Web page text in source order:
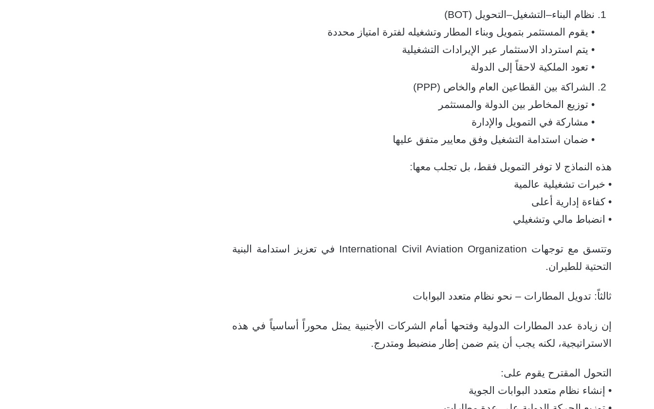
نظام البناء–التشغيل–التحويل (BOT)
• يقوم المستثمر بتمويل وبناء المطار وتشغيله لفترة امتياز محددة
• يتم استرداد الاستثمار عبر الإيرادات التشغيلية
• تعود الملكية لاحقاً إلى الدولة
الشراكة بين القطاعين العام والخاص (PPP)
• توزيع المخاطر بين الدولة والمستثمر
• مشاركة في التمويل والإدارة
• ضمان استدامة التشغيل وفق معايير متفق عليها
هذه النماذج لا توفر التمويل فقط، بل تجلب معها:
• خبرات تشغيلية عالمية
• كفاءة إدارية أعلى
• انضباط مالي وتشغيلي
وتتسق مع توجهات International Civil Aviation Organization في تعزيز استدامة البنية
التحتية للطيران.
ثالثاً: تدويل المطارات – نحو نظام متعدد البوابات
إن زيادة عدد المطارات الدولية وفتحها أمام الشركات الأجنبية يمثل محوراً أساسياً في هذه
الاستراتيجية، لكنه يجب أن يتم ضمن إطار منضبط ومتدرج.
التحول المقترح يقوم على:
• إنشاء نظام متعدد البوابات الجوية